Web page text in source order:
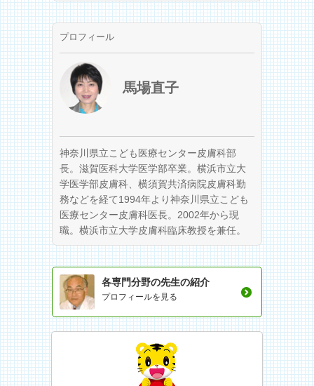
プロフィール
馬場直子
神奈川県立こども医療センター皮膚科部
長。滋賀医科大学医学部卒業。横浜市立大
学医学部皮膚科、横須賀共済病院皮膚科勤
務などを経て1994年より神奈川県立こども
医療センター皮膚科医長。2002年から現
職。横浜市立大学皮膚科臨床教授を兼任。
各専門分野の先生の紹介
プロフィールを見る